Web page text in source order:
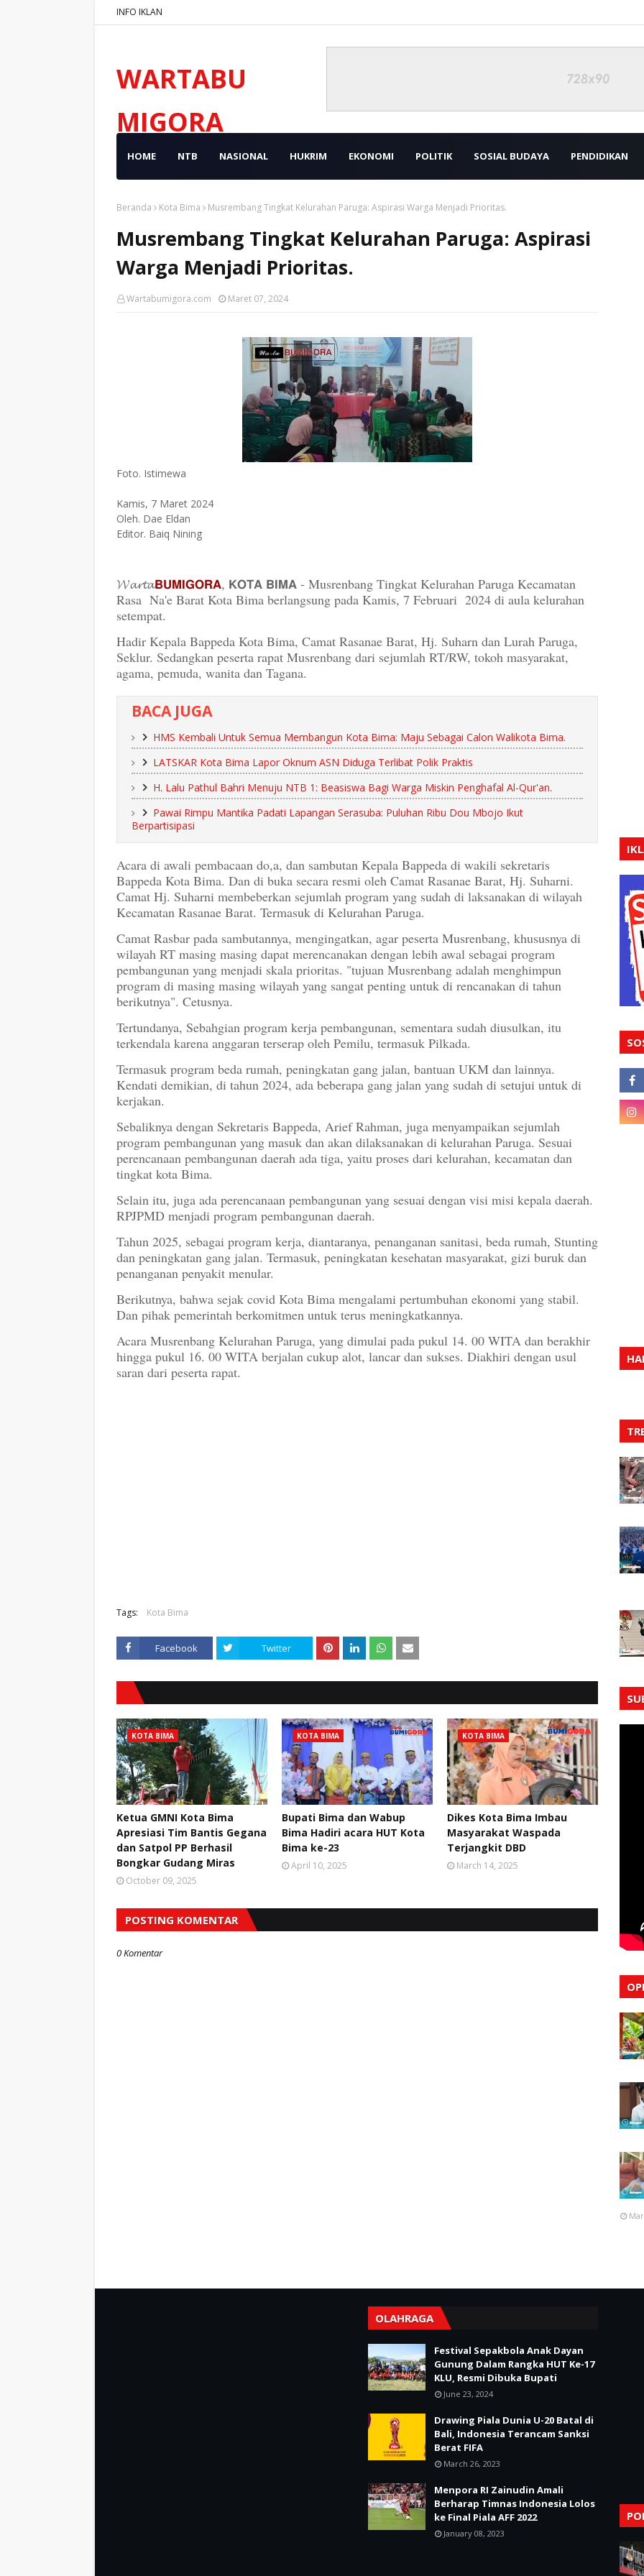
INFO IKLAN
WARTABU
MIGORA
HOME NTB NASIONAL HUKRIM EKONOMI POLITIK SOSIAL BUDAYA PENDIDIKAN
Beranda Kota Bima Musrembang Tingkat Kelurahan Paruga: Aspirasi Warga Menjadi Prioritas.
Musrembang Tingkat Kelurahan Paruga: Aspirasi
Warga Menjadi Prioritas.
Wartabumigora.com Maret 07, 2024
Foto. Istimewa
Kamis, 7 Maret 2024
Oleh. Dae Eldan
Editor. Baiq Nining
𝓦𝓪𝓻𝓽𝓪𝗕𝗨𝗠𝗜𝗚𝗢𝗥𝗔, 𝗞𝗢𝗧𝗔 𝗕𝗜𝗠𝗔 - Musrenbang Tingkat Kelurahan Paruga Kecamatan
Rasa Na'e Barat Kota Bima berlangsung pada Kamis, 7 Februari 2024 di aula kelurahan
setempat.
Hadir Kepala Bappeda Kota Bima, Camat Rasanae Barat, Hj. Suharn dan Lurah Paruga,
Seklur. Sedangkan peserta rapat Musrenbang dari sejumlah RT/RW, tokoh masyarakat,
agama, pemuda, wanita dan Tagana.
BACA JUGA
HMS Kembali Untuk Semua Membangun Kota Bima: Maju Sebagai Calon Walikota Bima.
LATSKAR Kota Bima Lapor Oknum ASN Diduga Terlibat Polik Praktis
H. Lalu Pathul Bahri Menuju NTB 1: Beasiswa Bagi Warga Miskin Penghafal Al-Qur'an.
Pawai Rimpu Mantika Padati Lapangan Serasuba: Puluhan Ribu Dou Mbojo Ikut
Berpartisipasi
Acara di awali pembacaan do,a, dan sambutan Kepala Bappeda di wakili sekretaris
Bappeda Kota Bima. Dan di buka secara resmi oleh Camat Rasanae Barat, Hj. Suharni.
Camat Hj. Suharni membeberkan sejumlah program yang sudah di laksanakan di wilayah
Kecamatan Rasanae Barat. Termasuk di Kelurahan Paruga.
Camat Rasbar pada sambutannya, mengingatkan, agar peserta Musrenbang, khususnya di
wilayah RT masing masing dapat merencanakan dengan lebih awal sebagai program
pembangunan yang menjadi skala prioritas. "tujuan Musrenbang adalah menghimpun
program di masing masing wilayah yang sangat penting untuk di rencanakan di tahun
berikutnya". Cetusnya.
Tertundanya, Sebahgian program kerja pembangunan, sementara sudah diusulkan, itu
terkendala karena anggaran terserap oleh Pemilu, termasuk Pilkada.
Termasuk program beda rumah, peningkatan gang jalan, bantuan UKM dan lainnya.
Kendati demikian, di tahun 2024, ada beberapa gang jalan yang sudah di setujui untuk di
kerjakan.
Sebaliknya dengan Sekretaris Bappeda, Arief Rahman, juga menyampaikan sejumlah
program pembangunan yang masuk dan akan dilaksanakan di kelurahan Paruga. Sesuai
perencanaan pembangunan daerah ada tiga, yaitu proses dari kelurahan, kecamatan dan
tingkat kota Bima.
Selain itu, juga ada perencanaan pembangunan yang sesuai dengan visi misi kepala daerah.
RPJPMD menjadi program pembangunan daerah.
Tahun 2025, sebagai program kerja, diantaranya, penanganan sanitasi, beda rumah, Stunting
dan peningkatan gang jalan. Termasuk, peningkatan kesehatan masyarakat, gizi buruk dan
penanganan penyakit menular.
Berikutnya, bahwa sejak covid Kota Bima mengalami pertumbuhan ekonomi yang stabil.
Dan pihak pemerintah berkomitmen untuk terus meningkatkannya.
Acara Musrenbang Kelurahan Paruga, yang dimulai pada pukul 14. 00 WITA dan berakhir
hingga pukul 16. 00 WITA berjalan cukup alot, lancar dan sukses. Diakhiri dengan usul
saran dari peserta rapat.
Tags: Kota Bima
Facebook Twitter
KOTA BIMA
Ketua GMNI Kota Bima
Apresiasi Tim Bantis Gegana
dan Satpol PP Berhasil
Bongkar Gudang Miras
October 09, 2025
KOTA BIMA
Bupati Bima dan Wabup
Bima Hadiri acara HUT Kota
Bima ke-23
April 10, 2025
KOTA BIMA
Dikes Kota Bima Imbau
Masyarakat Waspada
Terjangkit DBD
March 14, 2025
POSTING KOMENTAR
0 Komentar
OLAHRAGA
Festival Sepakbola Anak Dayan
Gunung Dalam Rangka HUT Ke-17
KLU, Resmi Dibuka Bupati
June 23, 2024
Drawing Piala Dunia U-20 Batal di
Bali, Indonesia Terancam Sanksi
Berat FIFA
March 26, 2023
Menpora RI Zainudin Amali
Berharap Timnas Indonesia Lolos
ke Final Piala AFF 2022
January 08, 2023